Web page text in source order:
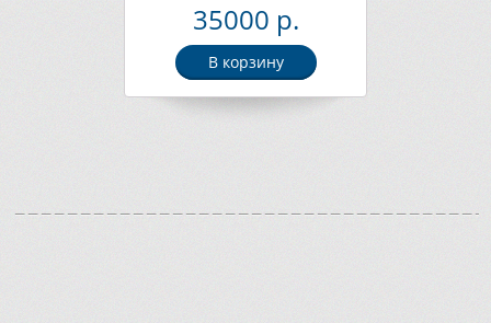
35000 р.
В корзину